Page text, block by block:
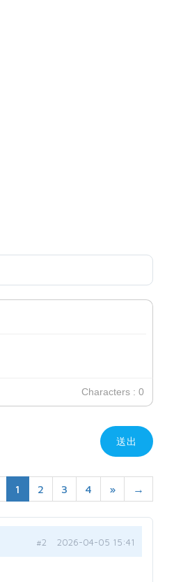
Characters : 0
送出
1 2 3 4 » →
#2 2026-04-05 15:41